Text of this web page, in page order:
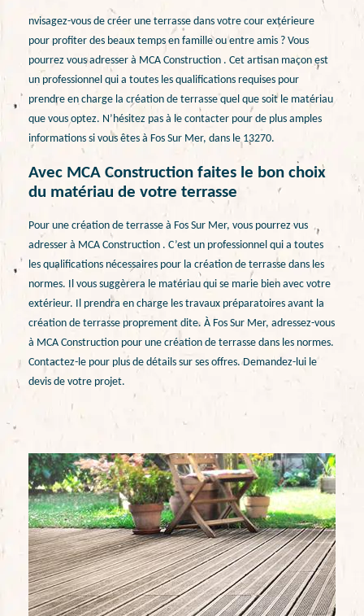
nvisagez-vous de créer une terrasse dans votre cour extérieure
pour profiter des beaux temps en famille ou entre amis ? Vous
pourrez vous adresser à MCA Construction . Cet artisan maçon est
un professionnel qui a toutes les qualifications requises pour
prendre en charge la création de terrasse quel que soit le matériau
que vous optez. N’hésitez pas à le contacter pour de plus amples
informations si vous êtes à Fos Sur Mer, dans le 13270.
Avec MCA Construction faites le bon choix
du matériau de votre terrasse
Pour une création de terrasse à Fos Sur Mer, vous pourrez vus
adresser à MCA Construction . C’est un professionnel qui a toutes
les qualifications nécessaires pour la création de terrasse dans les
normes. Il vous suggèrera le matériau qui se marie bien avec votre
extérieur. Il prendra en charge les travaux préparatoires avant la
création de terrasse proprement dite. À Fos Sur Mer, adressez-vous
à MCA Construction pour une création de terrasse dans les normes.
Contactez-le pour plus de détails sur ses offres. Demandez-lui le
devis de votre projet.